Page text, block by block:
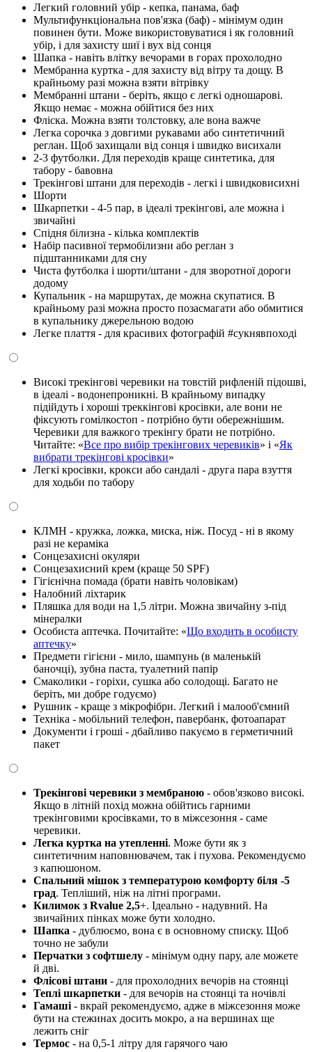
Легкий головний убір - кепка, панама, баф
Мультифункціональна пов'язка (баф) - мінімум один
повинен бути. Може використовуватися і як головний
убір, і для захисту шиї і вух від сонця
Шапка - навіть влітку вечорами в горах прохолодно
Мембранна куртка - для захисту від вітру та дощу. В
крайньому разі можна взяти вітрівку
Мембранні штани - беріть, якщо є легкі одношарові.
Якщо немає - можна обійтися без них
Фліска. Можна взяти толстовку, але вона важче
Легка сорочка з довгими рукавами або синтетичний
реглан. Щоб захищали від сонця і швидко висихали
2-3 футболки. Для переходів краще синтетика, для
табору - бавовна
Трекінгові штани для переходів - легкі і швидковисихні
Шорти
Шкарпетки - 4-5 пар, в ідеалі трекінгові, але можна і
звичайні
Спідня білизна - кілька комплектів
Набір пасивної термобілизни або реглан з
підштанниками для сну
Чиста футболка і шорти/штани - для зворотної дороги
додому
Купальник - на маршрутах, де можна скупатися. В
крайньому разі можна просто позасмагати або обмитися
в купальнику джерельною водою
Легке плаття - для красивих фотографій #сукнявпоході
Високі трекінгові черевики на товстій рифленій підошві,
в ідеалі - водонепроникні. В крайньому випадку
підійдуть і хороші треккінгові кросівки, але вони не
фіксують гомілкостоп - потрібно бути обережнішим.
Черевики для важкого трекінгу брати не потрібно.
Читайте: «Все про вибір трекінгових черевиків» і «Як
вибрати трекінгові кросівки»
Легкі кросівки, крокси або сандалі - друга пара взуття
для ходьби по табору
КЛМН - кружка, ложка, миска, ніж. Посуд - ні в якому
разі не кераміка
Сонцезахисні окуляри
Сонцезахисний крем (краще 50 SPF)
Гігієнічна помада (брати навіть чоловікам)
Налобний ліхтарик
Пляшка для води на 1,5 літри. Можна звичайну з-під
мінералки
Особиста аптечка. Почитайте: «Що входить в особисту
аптечку»
Предмети гігієни - мило, шампунь (в маленькій
баночці), зубна паста, туалетний папір
Смаколики - горіхи, сушка або солодощі. Багато не
беріть, ми добре годуємо)
Рушник - краще з мікрофібри. Легкий і малооб'ємний
Техніка - мобільний телефон, павербанк, фотоапарат
Документи і гроші - дбайливо пакуємо в герметичний
пакет
Трекінгові черевики з мембраною - обов'язково високі.
Якщо в літній похід можна обійтись гарними
трекінговими кросівками, то в міжсезоння - саме
черевики.
Легка куртка на утепленні. Може бути як з
синтетичним наповнювачем, так і пухова. Рекомендуємо
з капюшоном.
Спальний мішок з температурою комфорту біля -5
град. Тепліший, ніж на літні програми.
Килимок з Rvalue 2,5+. Ідеально - надувний. На
звичайних пінках може бути холодно.
Шапка - дублюємо, вона є в основному списку. Щоб
точно не забули
Перчатки з софтшелу - мінімум одну пару, але можете
й дві.
Флісові штани - для прохолодних вечорів на стоянці
Теплі шкарпетки - для вечорів на стоянці та ночівлі
Гамаші - вкрай рекомендуємо, адже в міжсезоння може
бути на стежинах досить мокро, а на вершинах ще
лежить сніг
Термос - на 0,5-1 літру для гарячого чаю